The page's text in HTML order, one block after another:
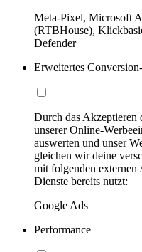
Meta-Pixel, Microsoft
(RTBHouse),
Defender
Erweitertes
Durch das Akzeptieren
unserer Online-
auswerten und unser
gleichen wir deine
mit folgenden externen
Dienste bereits nutzt:
Google Ads
Performance